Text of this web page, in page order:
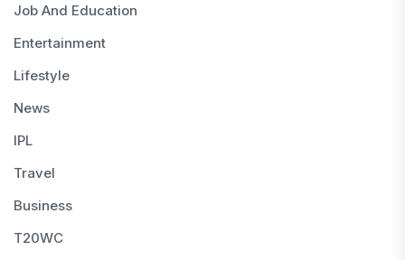
Job And Education
Entertainment
Lifestyle
News
IPL
Travel
Business
T20WC